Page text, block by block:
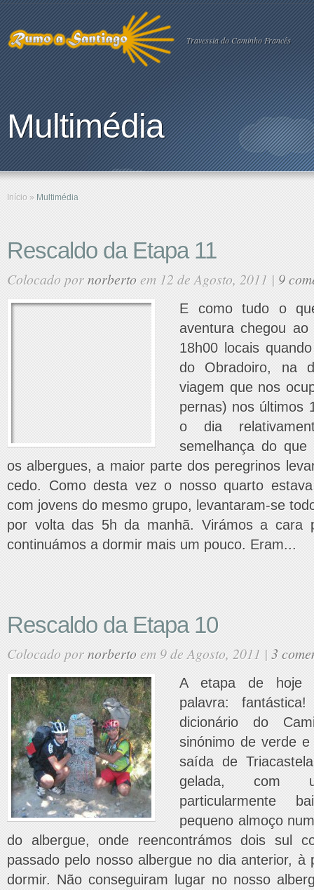
Travessia do Caminho Francês
Multimédia
Início » Multimédia
Rescaldo da Etapa 11
Colocado pornorberto em 12 de Agosto, 2011 | 9
E como tudo o
aventura chegou
18h00 locais
do Obradoiro, na
viagem que nos
pernas) nos últimos
o dia
semelhança do
os albergues, a maior parte dos peregrinos
cedo. Como desta vez o nosso quarto
com jovens do mesmo grupo, levantaram-se
por volta das 5h da manhã. Virámos a cara
continuámos a dormir mais um pouco. Eram...
Rescaldo da Etapa 10
Colocado pornorbertoem 9 de Agosto, 2011 | 3
A etapa de hoje
palavra:
dicionário do
sinónimo de verde
saída de
gelada, com
particularmente
pequeno almoço
do albergue, onde reencontrámos dois sul
passado pelo nosso albergue no dia anterior, à
dormir. Não conseguiram lugar no nosso